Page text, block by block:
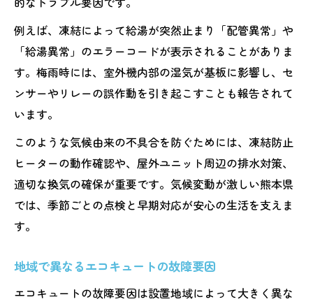
例えば、凍結によって給湯が突然止まり「配管異常」や
「給湯異常」のエラーコードが表示されることがありま
す。梅雨時には、室外機内部の湿気が基板に影響し、セ
ンサーやリレーの誤作動を引き起こすことも報告されて
います。
このような気候由来の不具合を防ぐためには、凍結防止
ヒーターの動作確認や、屋外ユニット周辺の排水対策、
適切な換気の確保が重要です。気候変動が激しい熊本県
では、季節ごとの点検と早期対応が安心の生活を支えま
す。
地域で異なるエコキュートの故障要因
エコキュートの故障要因は設置地域によって大きく異な